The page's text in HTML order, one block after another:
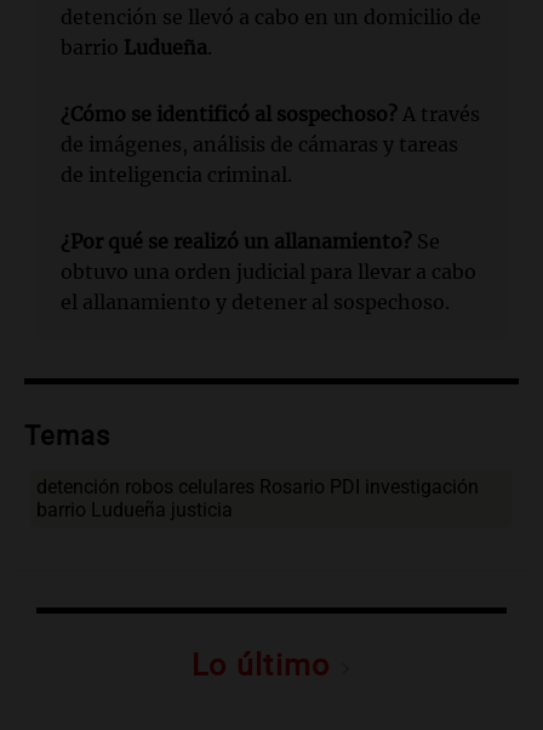
detención se llevó a cabo en un domicilio de
barrio Ludueña.
¿Cómo se identificó al sospechoso? A través
de imágenes, análisis de cámaras y tareas
de inteligencia criminal.
¿Por qué se realizó un allanamiento? Se
obtuvo una orden judicial para llevar a cabo
el allanamiento y detener al sospechoso.
Temas
detención robos celulares Rosario PDI investigación
barrio Ludueña justicia
Lo último